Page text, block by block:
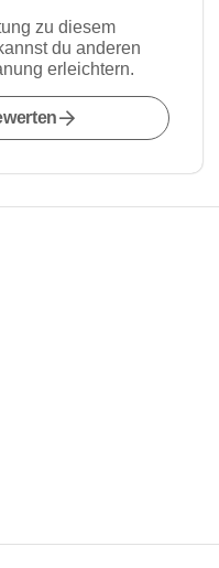
zu diesem
du anderen
erleichtern.